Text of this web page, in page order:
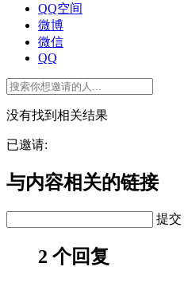
QQ空间
微博
微信
QQ
没有找到相关结果
已邀请:
与内容相关的链接
提交
2 个回复